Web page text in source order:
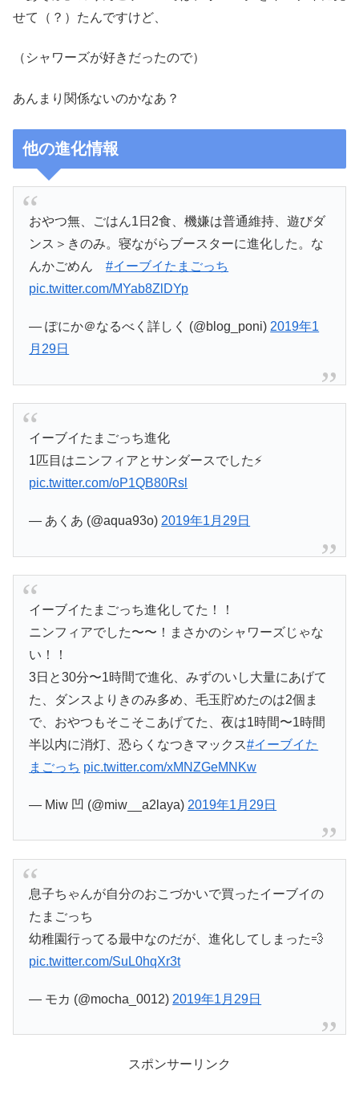
せて（？）たんですけど、
（シャワーズが好きだったので）
あんまり関係ないのかなあ？
他の進化情報
おやつ無、ごはん1日2食、機嫌は普通維持、遊びダ
ンス＞きのみ。寝ながらブースターに進化した。な
んかごめん#イーブイたまごっち
pic.twitter.com/MYab8ZlDYp
— ぽにか＠なるべく詳しく (@blog_poni) 2019年1
月29日
イーブイたまごっち進化
1匹目はニンフィアとサンダースでした⚡
pic.twitter.com/oP1QB80Rsl
— あくあ (@aqua93o) 2019年1月29日
イーブイたまごっち進化してた！！
ニンフィアでした〜〜！まさかのシャワーズじゃな
い！！
3日と30分〜1時間で進化、みずのいし大量にあげて
た、ダンスよりきのみ多め、毛玉貯めたのは2個ま
で、おやつもそこそこあげてた、夜は1時間〜1時間
半以内に消灯、恐らくなつきマックス#イーブイた
まごっち pic.twitter.com/xMNZGeMNKw
— Miw 凹 (@miw__a2laya) 2019年1月29日
息子ちゃんが自分のおこづかいで買ったイーブイの
たまごっち
幼稚園行ってる最中なのだが、進化してしまった💨
pic.twitter.com/SuL0hqXr3t
— モカ (@mocha_0012) 2019年1月29日
スポンサーリンク